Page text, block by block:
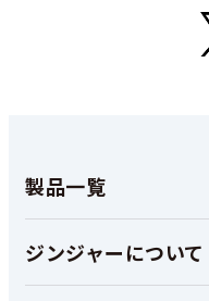
製品一覧
ジンジャーについて